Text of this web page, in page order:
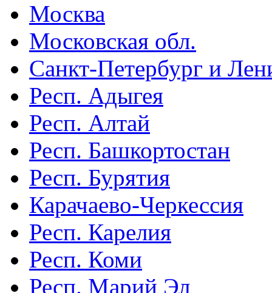
Москва
Московская обл.
Санкт-Петербург и
Респ. Адыгея
Респ. Алтай
Респ. Башкортостан
Респ. Бурятия
Карачаево-Черкессия
Респ. Карелия
Респ. Коми
Респ. Марий Эл